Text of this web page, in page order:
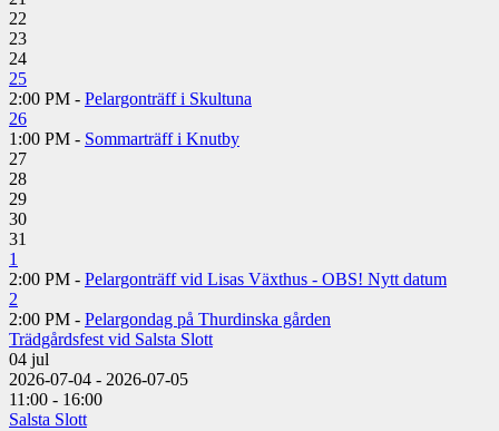
22
23
24
25
2:00 PM - Pelargonträff i Skultuna
26
1:00 PM - Sommarträff i Knutby
27
28
29
30
31
1
2:00 PM - Pelargonträff vid Lisas Växthus - OBS! Nytt datum
2
2:00 PM - Pelargondag på Thurdinska gården
Trädgårdsfest vid Salsta Slott
04 jul
2026-07-04 - 2026-07-05
11:00 - 16:00
Salsta Slott